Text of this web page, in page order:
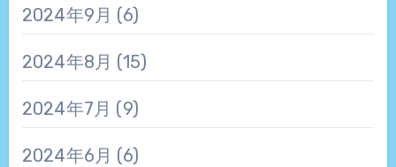
2024年9月 (6)
2024年8月 (15)
2024年7月 (9)
2024年6月 (6)